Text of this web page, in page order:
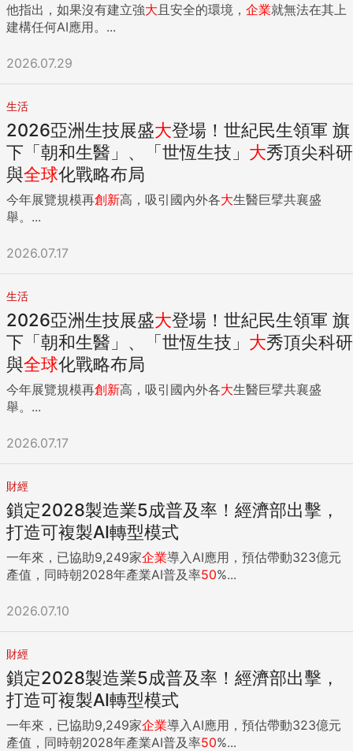
他指出，如果沒有建立強大 且安全的環境， 企業就無法在其上
建構任何AI應用。...
2026.07.29
生活
2026亞洲生技展盛大登場！世紀民生領軍 旗
下「朝和生醫」、「世恆生技」 大秀頂尖科研
與全球化戰略布局
今年展覽規模再創新高，吸引國內外各大生醫巨擘共襄盛
舉。...
2026.07.17
生活
2026亞洲生技展盛大登場！世紀民生領軍 旗
下「朝和生醫」、「世恆生技」 大秀頂尖科研
與全球化戰略布局
今年展覽規模再創新高，吸引國內外各大生醫巨擘共襄盛
舉。...
2026.07.17
財經
鎖定2028製造業5成普及率！經濟部出擊，
打造可複製AI轉型模式
一年來，已協助9,249家企業導入AI應用，預估帶動323億元
產值，同時朝2028年產業AI普及率50%...
2026.07.10
財經
鎖定2028製造業5成普及率！經濟部出擊，
打造可複製AI轉型模式
一年來，已協助9,249家企業導入AI應用，預估帶動323億元
產值，同時朝2028年產業AI普及率50%...